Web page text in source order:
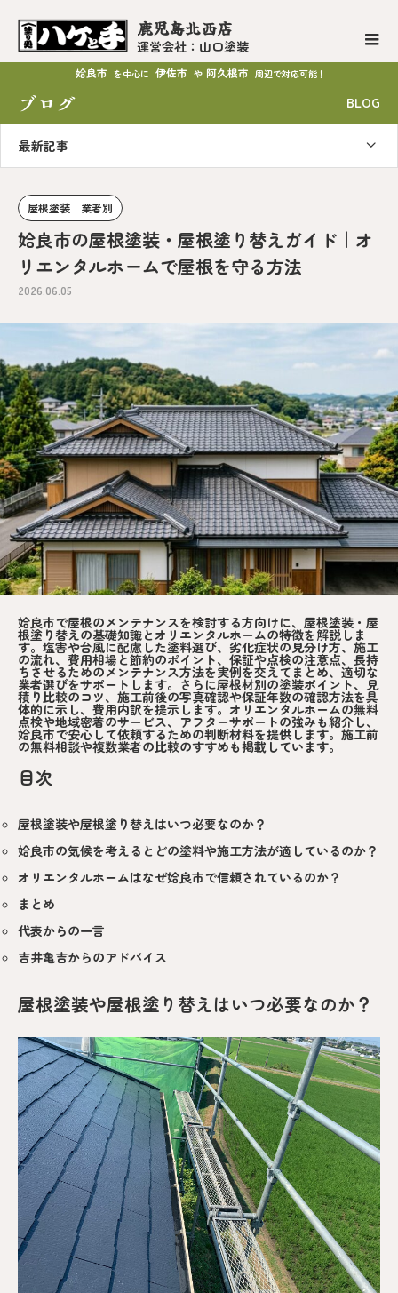
鹿児島北西店
運営会社：山口塗装
姶良市 を中心に 伊佐市 や 阿久根市 周辺で対応可能！
ブログ BLOG
最新記事
屋根塗装 業者別
姶良市の屋根塗装・屋根塗り替えガイド｜オ
リエンタルホームで屋根を守る方法
2026.06.05
姶良市で屋根のメンテナンスを検討する方向けに、屋根塗装・屋
根塗り替えの基礎知識とオリエンタルホームの特徴を解説しま
す。塩害や台風に配慮した塗料選び、劣化症状の見分け方、施工
の流れ、費用相場と節約のポイント、保証や点検の注意点、長持
ちさせるためのメンテナンス方法を実例を交えてまとめ、適切な
業者選びをサポートします。さらに屋根材別の塗装ポイント、見
積り比較のコツ、施工前後の写真確認や保証年数の確認方法を具
体的に示し、費用内訳を提示します。オリエンタルホームの無料
点検や地域密着のサービス、アフターサポートの強みも紹介し、
姶良市で安心して依頼するための判断材料を提供します。施工前
の無料相談や複数業者の比較のすすめも掲載しています。
目次
屋根塗装や屋根塗り替えはいつ必要なのか？
姶良市の気候を考えるとどの塗料や施工方法が適しているのか？
オリエンタルホームはなぜ姶良市で信頼されているのか？
まとめ
代表からの一言
吉井亀吉からのアドバイス
屋根塗装や屋根塗り替えはいつ必要なのか？